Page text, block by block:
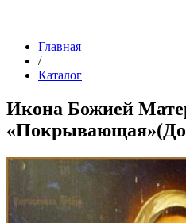
Главная
/
Каталог
Икона Божией